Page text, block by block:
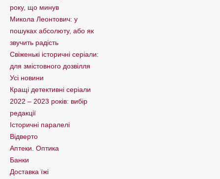
року, що минув
Микола Леонтович: у
пошуках абсолюту, або як
звучить радість
Свіженькі історичні серіали:
для змістовного дозвілля
Усі новини
Кращі детективні серіали
2022 – 2023 років: вибір
редакції
Історичні паралелі
Відверто
Аптеки. Оптика
Банки
Доставка їжі